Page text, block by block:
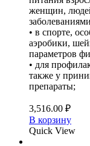
женщин,
• в спорте,
аэробики,
параметров
• для
также у
препараты;
3,516.00 ₽
В корзину
Quick View